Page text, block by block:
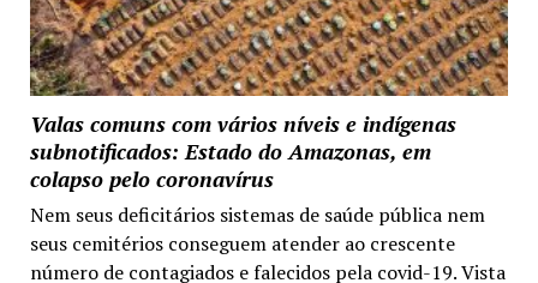
Valas comuns com vários níveis e indígenas
subnotificados: Estado do Amazonas, em
colapso pelo coronavírus
Nem seus deficitários sistemas de saúde pública nem
seus cemitérios conseguem atender ao crescente
número de contagiados e falecidos pela covid-19. Vista